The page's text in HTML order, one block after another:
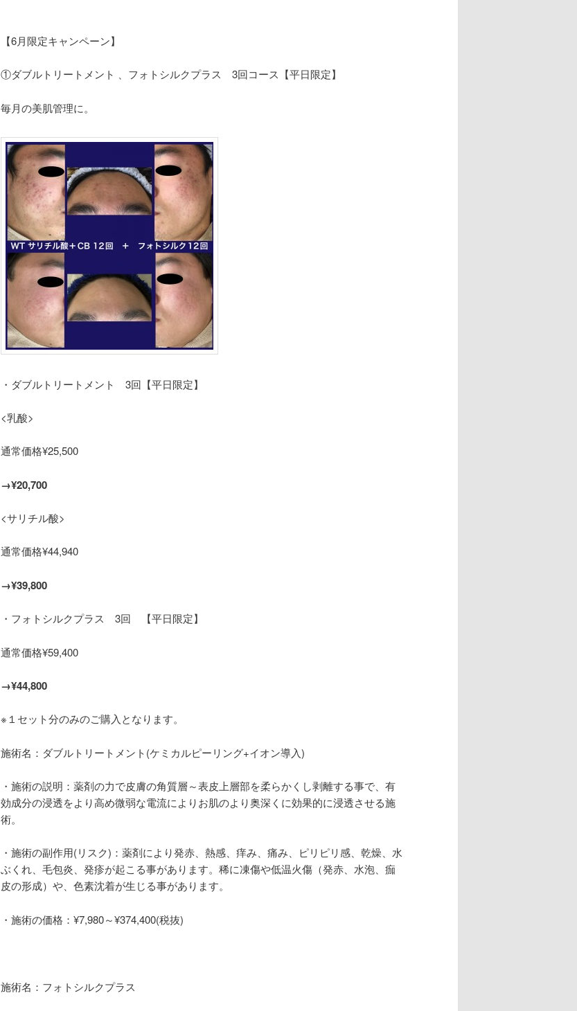
【6月限定キャンペーン】
①ダブルトリートメント 、フォトシルクプラス 3回コース【平日限定】
毎月の美肌管理に。
・ダブルトリートメント 3回【平日限定】
<乳酸>
通常価格¥25,500
→¥20,700
<サリチル酸>
通常価格¥44,940
→¥39,800
・フォトシルクプラス 3回 【平日限定】
通常価格¥59,400
→¥44,800
※１セット分のみのご購入となります。
施術名：ダブルトリートメント(ケミカルピーリング+イオン導入)
・施術の説明：薬剤の力で皮膚の角質層～表皮上層部を柔らかくし剥離する事で、有
効成分の浸透をより高め微弱な電流によりお肌のより奥深くに効果的に浸透させる施
術。
・施術の副作用(リスク)：薬剤により発赤、熱感、痒み、痛み、ピリピリ感、乾燥、水
ぶくれ、毛包炎、発疹が起こる事があります。稀に凍傷や低温火傷（発赤、水泡、痂
皮の形成）や、色素沈着が生じる事があります。
・施術の価格：¥7,980～¥374,400(税抜)
施術名：フォトシルクプラス